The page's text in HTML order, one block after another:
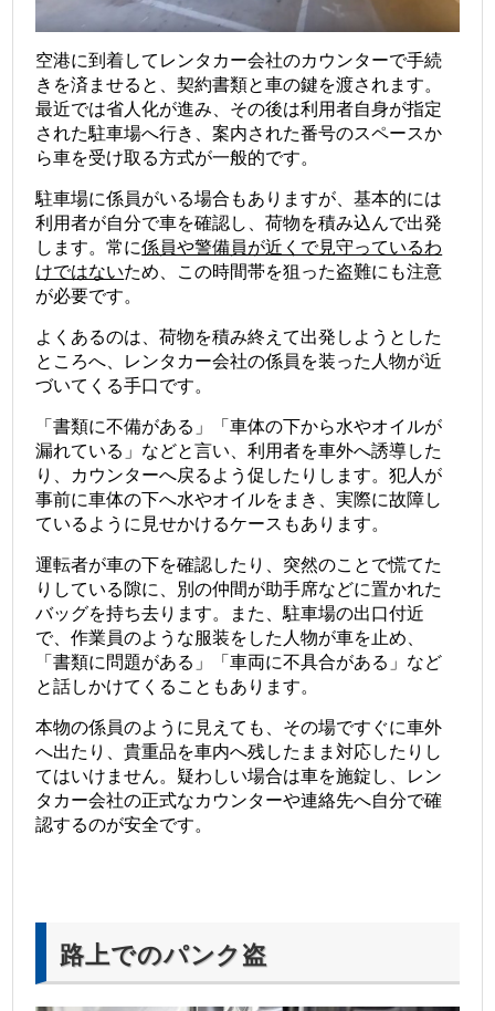
空港に到着してレンタカー会社のカウンターで手続
きを済ませると、契約書類と車の鍵を渡されます。
最近では省人化が進み、その後は利用者自身が指定
された駐車場へ行き、案内された番号のスペースか
ら車を受け取る方式が一般的です。
駐車場に係員がいる場合もありますが、基本的には
利用者が自分で車を確認し、荷物を積み込んで出発
します。常に係員や警備員が近くで見守っているわ
けではないため、この時間帯を狙った盗難にも注意
が必要です。
よくあるのは、荷物を積み終えて出発しようとした
ところへ、レンタカー会社の係員を装った人物が近
づいてくる手口です。
「書類に不備がある」「車体の下から水やオイルが
漏れている」などと言い、利用者を車外へ誘導した
り、カウンターへ戻るよう促したりします。犯人が
事前に車体の下へ水やオイルをまき、実際に故障し
ているように見せかけるケースもあります。
運転者が車の下を確認したり、突然のことで慌てた
りしている隙に、別の仲間が助手席などに置かれた
バッグを持ち去ります。また、駐車場の出口付近
で、作業員のような服装をした人物が車を止め、
「書類に問題がある」「車両に不具合がある」など
と話しかけてくることもあります。
本物の係員のように見えても、その場ですぐに車外
へ出たり、貴重品を車内へ残したまま対応したりし
てはいけません。疑わしい場合は車を施錠し、レン
タカー会社の正式なカウンターや連絡先へ自分で確
認するのが安全です。
路上でのパンク盗